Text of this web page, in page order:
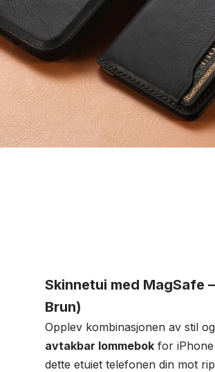
Skinnetui med MagSafe
Brun)
Opplev kombinasjonen av stil
avtakbar lommebok for
dette etuiet telefonen din mot